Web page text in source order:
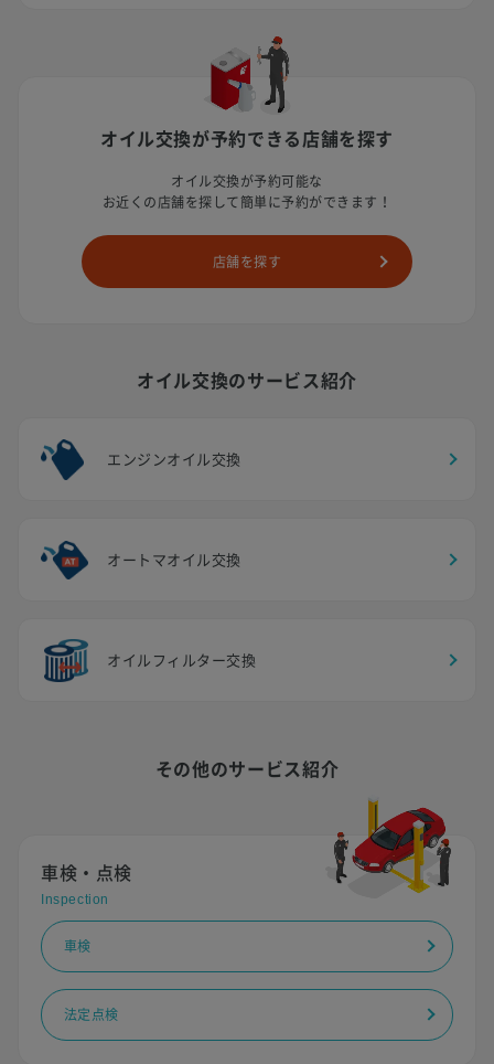
オイル交換が予約できる店舗を探す
オイル交換が予約可能な
お近くの店舗を探して簡単に予約ができます！
店舗を探す
オイル交換のサービス紹介
エンジンオイル交換
オートマオイル交換
オイルフィルター交換
その他のサービス紹介
車検・点検
Inspection
車検
法定点検